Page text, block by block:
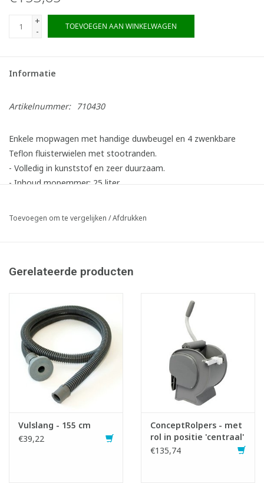
+
-
TOEVOEGEN AAN WINKELWAGEN
Informatie
Artikelnummer: 710430
Enkele mopwagen met handige duwbeugel en 4 zwenkbare
Teflon fluisterwielen met stootranden.
- Volledig in kunststof en zeer duurzaam.
- Inhoud mopemmer: 25 liter.
Infofiche
Toevoegen om te vergelijken /Afdrukken
Gerelateerde producten
Vulslang - 155 cm
€39,22
ConceptRolpers - met
rol in positie 'centraal'
€135,74